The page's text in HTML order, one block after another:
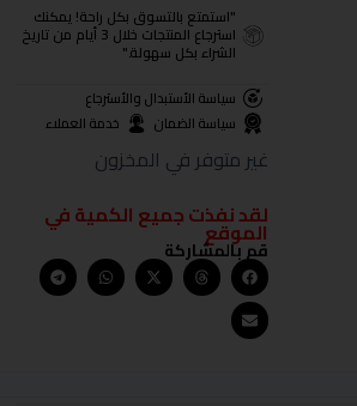
"استمتع بالتسوق بكل راحة! يمكنك
استرجاع المنتجات خلال 3 أيام من تاريخ
الشراء بكل سهولة."
سياسة الأستبدال والأسترجاع
سياسة الضمان
خدمة العملاء
غير متوفر في المخزون
لقد نفذت جميع الكمية في
الموقع
قم بالمشاركة